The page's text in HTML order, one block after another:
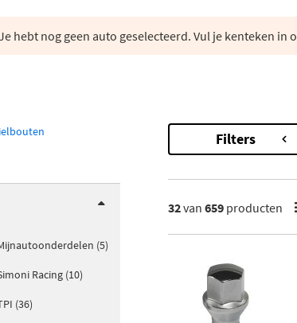
hebt nog geen auto geselecteerd. Vul je kenteken
(5)
Racing (10)
(36)
Filters
32van 659 producten